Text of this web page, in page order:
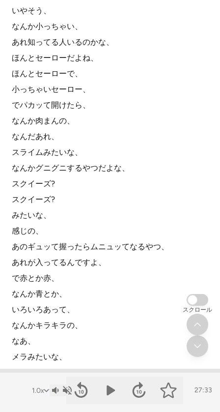
いやそう、
なんか小っちゃい、
あれ知ってる人いるのかな、
ほんとセーローだよね、
ほんとセーローで、
小っちゃいセーロー、
でパカッて開けたら、
なんか肉まんの、
なんだあれ、
スライムみたいな、
なんかグニグニするやつだよな、
スクイーズ?
スクイーズ?
みたいな、
感じの、
あのギュッて握ったらムニュッてなるやつ、
あれが入ってるんですよ、
で赤とか赤、
なんか青とか、
いろいろあって、
なんかキラキラの、
なあ、
メラみたいな、
みたいなやつが上がったら、
27:33
スクロール